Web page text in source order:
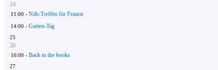
24
11:00 - Näh-Treffen für Frauen
14:00 - Garten-Tag
25
26
16:00 - Back to the books
27